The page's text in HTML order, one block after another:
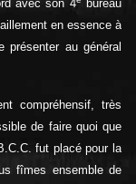
avec son 4
bureau
en essence à
au général
compréhensif, très
de faire quoi que
fut placé pour la
fîmes ensemble de